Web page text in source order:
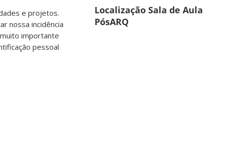
e projetos.
nossa incidência
importante
pessoal
Localização Sala de Aula
PósARQ